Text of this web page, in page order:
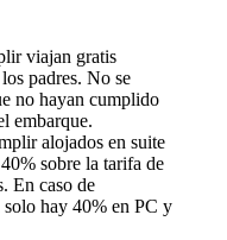
viajan gratis
padres. No se
no hayan cumplido
embarque.
alojados en suite
sobre la tarifa de
En caso de
hay 40% en PC y